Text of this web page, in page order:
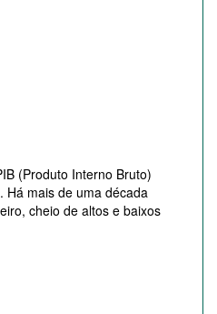
(Produto Interno Bruto)
Há mais de uma década
cheio de altos e baixos